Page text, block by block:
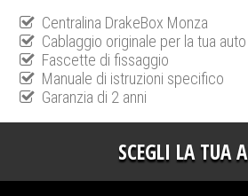
Centralina DrakeBox Monza
Cablaggio originale per la tua auto
Fascette di fissaggio
Manuale di istruzioni specifico
Garanzia di 2 anni
SCEGLI LA TUA